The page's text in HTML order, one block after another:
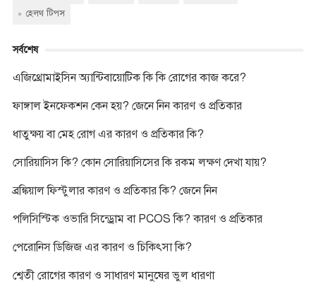
হেলথ টিপস
সর্বশেষ
এজিথ্রোমাইসিন অ্যান্টিবায়োটিক কি কি রোগের কাজ করে?
ফাঙ্গাল ইনফেকশন কেন হয়? জেনে নিন কারণ ও প্রতিকার
ধাতুক্ষয় বা মেহ রোগ এর কারণ ও প্রতিকার কি?
সোরিয়াসিস কি? কোন সোরিয়াসিসের কি রকম লক্ষণ দেখা যায়?
ব্রঙ্কিয়াল ফিস্টুলার কারণ ও প্রতিকার কি? জেনে নিন
পলিসিস্টিক ওভারি সিন্ড্রোম বা PCOS কি? কারণ ও প্রতিকার
পেরোনিস ডিজিজ এর কারণ ও চিকিৎসা কি?
শ্বেতী রোগের কারণ ও সাধারণ মানুষের ভুল ধারণা